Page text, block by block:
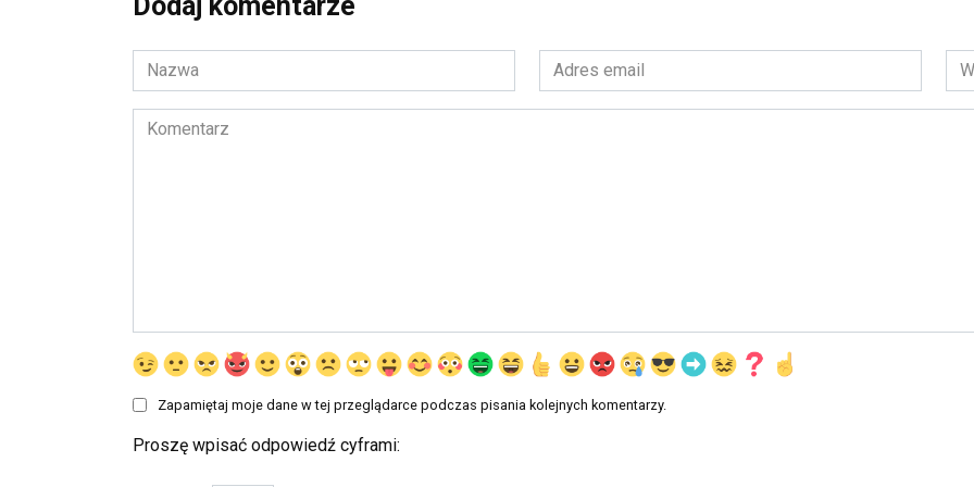
Nazwa
*
Adres
email
*
Komentarz
Zapamiętaj moje dane w tej przeglądarce podczas pisania kolejnych komentarzy.
Proszę wpisać odpowiedź cyframi: